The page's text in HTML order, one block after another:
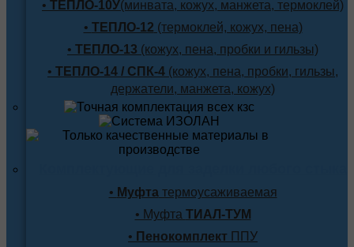
• ТЕПЛО-10У(минвата, кожух, манжета, термоклей)
• ТЕПЛО-12 (термоклей, кожух, пена)
• ТЕПЛО-13 (кожух, пена, пробки и гильзы)
• ТЕПЛО-14 / СПК-4 (кожух, пена, пробки, гильзы,
держатели, манжета, кожух)
• Муфтатермоусаживаемая
• Муфта ТИАЛ-ТУМ
• Пенокомплект ППУ